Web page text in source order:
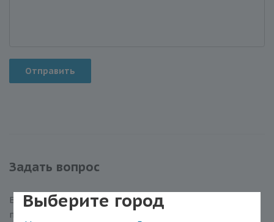
Выберите город
Отправить
Задать вопрос
Вы можете задать любой интересующий вас вопрос
по товару или работе магазина.